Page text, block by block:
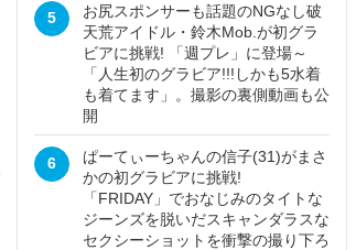
5
お尻スポンサーも話題のNGなし破
天荒アイドル・鈴木Mob.が初グラ
ビアに挑戦! 「週プレ」に登場～
「人生初のグラビア!!!しかも5水着
も着てます」。撮影の裏側動画も公
開
6
ぱーてぃーちゃんの信子(31)がまさ
かの初グラビアに挑戦!
「FRIDAY」でおなじみのタイトな
ジーンズを脱いだスキャンダラスな
セクシーショットを衝撃の撮り下ろ